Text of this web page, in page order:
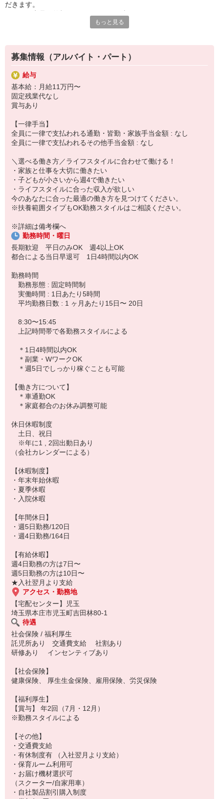
＼こんな方が在籍中！／多様な方が活躍しています！
20代〜50代の女性活躍中 ！
30・40代の主婦さんが多く、家庭とお仕事の両立可能な環境で
＼ 埼玉北部ヤクルトについて／女性の『格好いい働き方』 を提
供 ！
埼玉県本庄市で1954年に創業。
70年以上が経った現在、県北部地域に暮らすお客様に
ヤクルトとともに笑顔と元気をお届けし、心と体の健康を支えて
います。
だきます。
健康習慣をサポートし、地域の方々とのふれあいを大切にしていま
【具体的には】
へルスサポーターとして商品をお届け。
訪問が終わったらセンターに戻り、携帯端末で商品在庫の確認や資
材清掃、翌日の準備を行います。
［訪問軒数］ 1日20軒〜25軒
【1日のスケジュールイメージ】
8:40頃〜
◆お子様をヤクルト保育所へ
センター併設の保育所などにお子様を預けて、安心してお仕事スタ
◆センターで準備
お届けする商品を準備したり、仲間と情報交換したり。
和気あいあいとした雰囲気です。
◆お届けに出発
電気自転車や自家用車などで、いつものルートでお客さまのもと
へ。
センターに戻り、売上のまとめや翌日の商品準備などを行います。
13:45頃〜
◆お仕事終了・お迎え
ヤクルト保育所へお子様を迎えに行き、一緒に帰宅♪
【主な商品】
ヤクルト400、ヤクルト1000、ミルミル、
もっと見る
募集情報（アルバイト・パート）
給与
基本給：月給11万円〜
固定残業代なし
賞与あり
【一律手当】
全員に一律で支払われる通勤・皆勤・家族手当金額 : なし
全員に一律で支払われるその他手当金額 : なし
＼選べる働き方／ライフスタイルに合わせて働ける！
・家族と仕事を大切に働きたい
・子どもが小さいから週4で働きたい
・ライフスタイルに合った収入が欲しい
今のあなたに合った最適の働き方を見つけてください。
※扶養範囲タイプもOK勤務スタイルはご相談ください。
※詳細は備考欄へ
勤務時間・曜日
長期歓迎 平日のみOK 週4以上OK
都合による当日早退可 1日4時間以内OK
勤務時間
勤務形態 : 固定時間制
実働時間 : 1日あたり5時間
平均勤務日数 : 1 ヶ月あたり15日〜 20日
8:30〜15:45
上記時間帯で各勤務スタイルによる
＊1日4時間以内OK
＊副業・WワークOK
＊週5日でしっかり稼ぐことも可能
【働き方について】
＊車通勤OK
＊家庭都合のお休み調整可能
休日休暇制度
土日、祝日
※年に1 , 2回出動日あり
（会社カレンダーによる）
【休暇制度】
・年末年始休暇
・夏季休暇
・入院休暇
【年間休日】
・週5日勤務/120日
・週4日勤務/164日
【有給休暇】
週4日勤務の方は7日〜
週5日勤務の方は10日〜
★入社翌月より支給
アクセス・勤務地
【宅配センター】児玉
埼玉県本庄市児玉町吉田林80-1
待遇
社会保険 / 福利厚生
託児所あり 交通費支給 社割あり
研修あり インセンティブあり
【社会保険】
健康保険、 厚生生金保険、雇用保険、労災保険
【福利厚生】
【賞与】 年2回（7月・12月）
※勤務スタイルによる
【その他】
・交通費支給
・有休制度有 （入社翌月より支給）
・保育ルーム利用可
・お届け機材選択可
（スクーター/自家用車）
・自社製品割引購入制度